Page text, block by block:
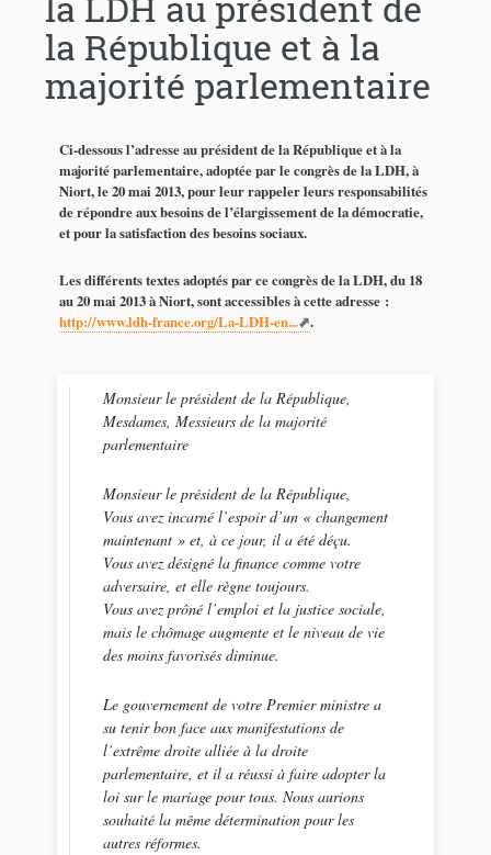
la République et à la
majorité parlementaire
Ci-dessous l’adresse au président de la République et à la
majorité parlementaire, adoptée par le congrès de la LDH, à
Niort, le 20 mai 2013, pour leur rappeler leurs responsabilités
de répondre aux besoins de l’élargissement de la démocratie,
et pour la satisfaction des besoins sociaux.
Les différents textes adoptés par ce congrès de la LDH, du 18
au 20 mai 2013 à Niort, sont accessibles à cette adresse :
http://www.ldh-france.org/La-LDH-en...
.
Monsieur le président de la République,
Mesdames, Messieurs de la majorité
parlementaire
Monsieur le président de la République,
Vous avez incarné l’espoir d’un « changement
maintenant » et, à ce jour, il a été déçu.
Vous avez désigné la finance comme votre
adversaire, et elle règne toujours.
Vous avez prôné l’emploi et la justice sociale,
mais le chômage augmente et le niveau de vie
des moins favorisés diminue.
Le gouvernement de votre Premier ministre a
su tenir bon face aux manifestations de
l’extrême droite alliée à la droite
parlementaire, et il a réussi à faire adopter la
loi sur le mariage pour tous. Nous aurions
souhaité la même détermination pour les
autres réformes.